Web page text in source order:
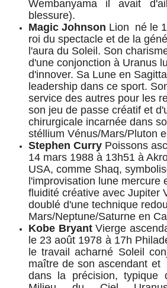
Wembanyama il avait
blessure).
Magic Johnson Lion né le
roi du spectacle et de la
l'aura du Soleil. Son
d'une conjonction à Uranus
d'innover. Sa Lune en
leadership dans ce sport.
service des autres pour les
son jeu de passe créatif et
chirurgicale incarnée dans
stéllium Vénus/Mars/Pluton
Stephen Curry Poissons
14 mars 1988 à 13h51 à
USA, comme Shaq,
l'improvisation lune mercure
fluidité créative avec Jupiter
doublé d'une technique
Mars/Neptune/Saturne en
Kobe BryantVierge
le 23 août 1978 à 17h
le travail acharné Soleil
maître de son ascendant et
dans la précision, typique